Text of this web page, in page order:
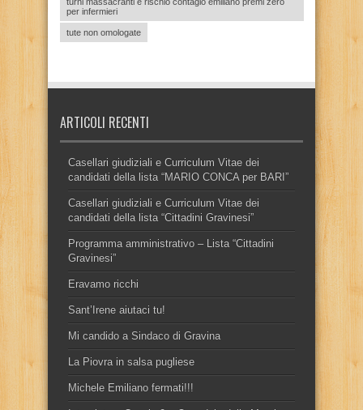
per infermieri
tute non omologate
ARTICOLI RECENTI
Casellari giudiziali e Curriculum Vitae dei
candidati della lista “MARIO CONCA per BARI”
Casellari giudiziali e Curriculum Vitae dei
candidati della lista “Cittadini Gravinesi”
Programma amministrativo – Lista “Cittadini
Gravinesi”
Eravamo ricchi
Sant’Irene aiutaci tu!
Mi candido a Sindaco di Gravina
La Piovra in salsa pugliese
Michele Emiliano fermati!!!